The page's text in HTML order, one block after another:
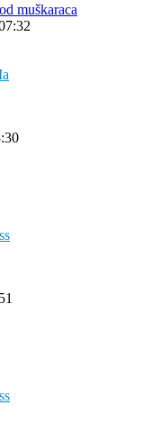
muškaraca